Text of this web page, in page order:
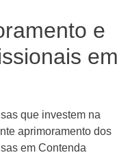
e
em
que investem na
aprimoramento dos
em Contenda